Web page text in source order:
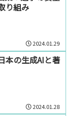
り組み
2024.01.29
本の生成AIと著
2024.01.28